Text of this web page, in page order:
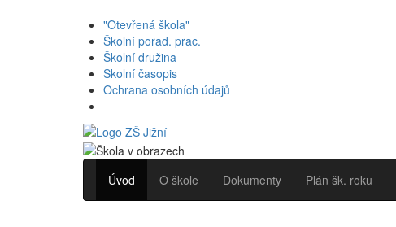
"Otevřená škola"
Školní porad. prac.
Školní družina
Školní časopis
Ochrana osobních údajů
Úvod O škole Dokumenty Plán šk. roku